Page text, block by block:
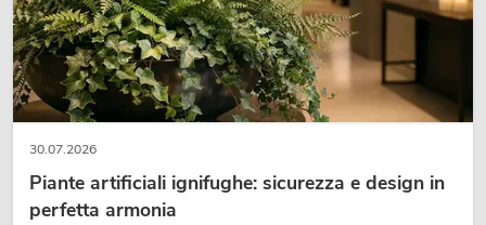
30.07.2026
Piante artificiali ignifughe: sicurezza e design in
perfetta armonia